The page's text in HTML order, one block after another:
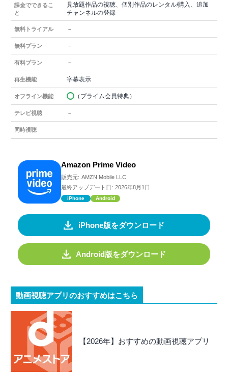
課金でできるこ
と
見放題作品の視聴、個別作品のレンタル/購入、追加
チャンネルの登録
無料トライアル －
無料プラン －
有料プラン －
再生機能 字幕表示
オフライン機能 （プライム会員特典）
テレビ視聴 －
同時視聴 －
Amazon Prime Video
販売元: AMZN Mobile LLC
最終アップデート日: 2026年8月1日
iPhone Android
iPhone版をダウンロード
Android版をダウンロード
動画視聴アプリのおすすめはこちら
【2026年】おすすめの動画視聴アプリ